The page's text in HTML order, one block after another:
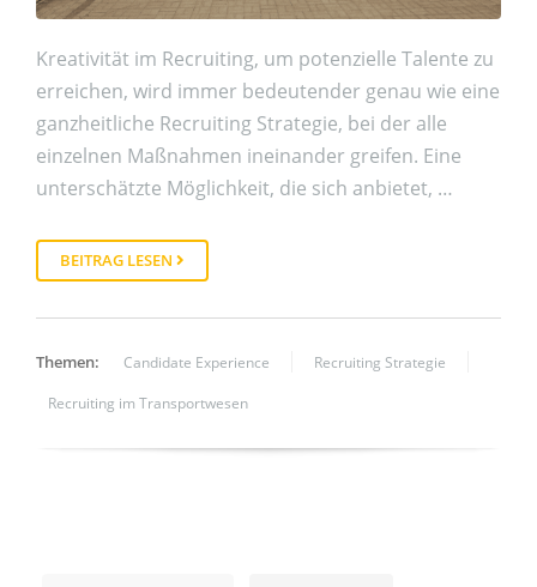
Kreativität im Recruiting, um potenzielle Talente zu
erreichen, wird immer bedeutender genau wie eine
ganzheitliche Recruiting Strategie, bei der alle
einzelnen Maßnahmen ineinander greifen. Eine
unterschätzte Möglichkeit, die sich anbietet, …
BEITRAG LESEN
Themen: Candidate Experience
Recruiting Strategie
Recruiting im Transportwesen